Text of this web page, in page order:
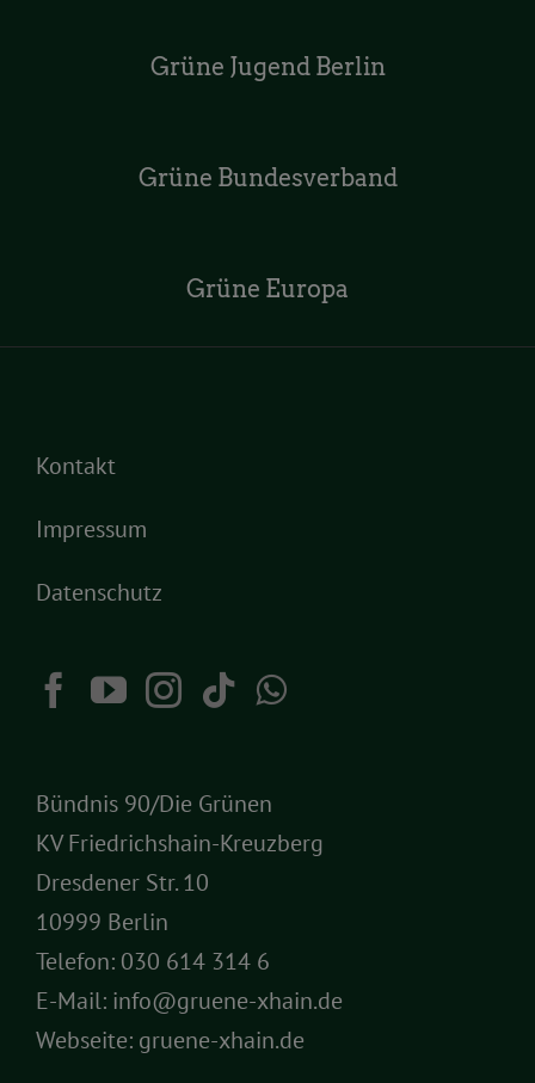
Grüne Jugend Berlin
Grüne Bundesverband
Grüne Europa
Kontakt
Impressum
Datenschutz
Bündnis 90/Die Grünen
KV Friedrichshain-Kreuzberg
Dresdener Str. 10
10999 Berlin
Telefon: 030 614 314 6
E-Mail: info@gruene-xhain.de
Webseite: gruene-xhain.de